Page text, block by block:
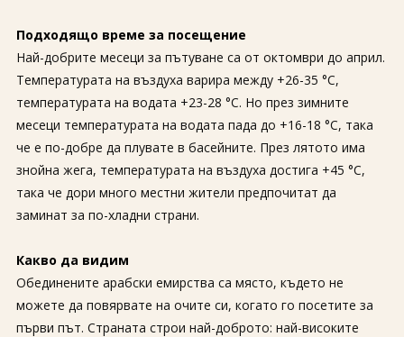
Подходящо време за посещение
Най-добрите месеци за пътуване са от октомври до април.
Температурата на въздуха варира между +26-35 °C,
температурата на водата +23-28 °C. Но през зимните
месеци температурата на водата пада до +16-18 °C, така
че е по-добре да плувате в басейните. През лятото има
знойна жега, температурата на въздуха достига +45 °C,
така че дори много местни жители предпочитат да
заминат за по-хладни страни.
Какво да видим
Обединените арабски емирства са място, където не
можете да повярвате на очите си, когато го посетите за
първи път. Страната строи най-доброто: най-високите